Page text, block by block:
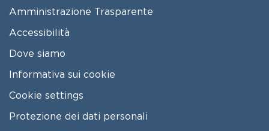
FOOTER MENU
Amministrazione Trasparente
Accessibilità
Dove siamo
Informativa sui cookie
Cookie settings
Protezione dei dati personali